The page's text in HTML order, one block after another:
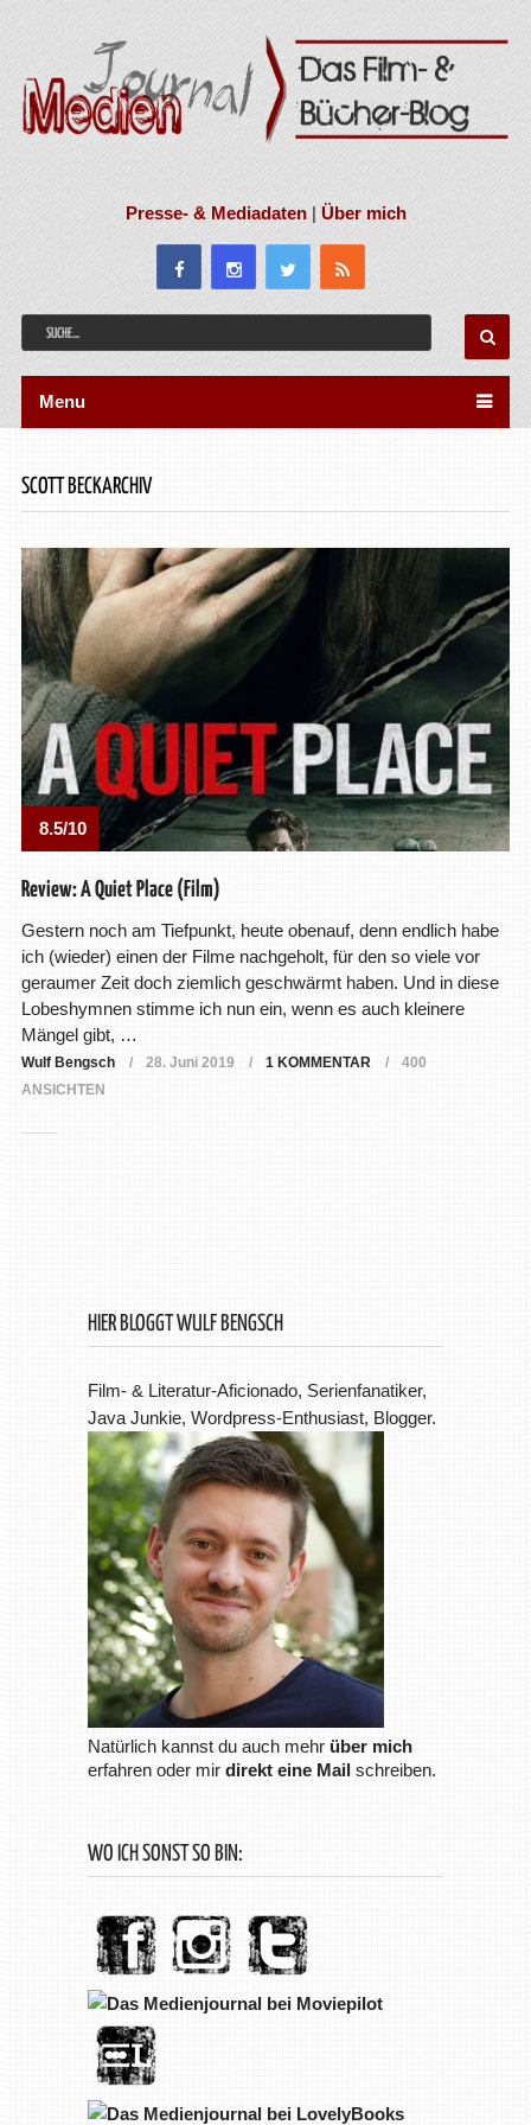
Presse- & Mediadaten|Über mich
Menu
SCOTT BECKARCHIV
8.5/10
Review: A Quiet Place (Film)
Gestern noch am Tiefpunkt, heute obenauf, denn endlich habe
ich (wieder) einen der Filme nachgeholt, für den so viele vor
geraumer Zeit doch ziemlich geschwärmt haben. Und in diese
Lobeshymnen stimme ich nun ein, wenn es auch kleinere
Mängel gibt, …
Wulf Bengsch 28. Juni 2019 1 KOMMENTAR
400
ANSICHTEN
HIER BLOGGT WULF BENGSCH
Film- & Literatur-Aficionado, Serienfanatiker,
Java Junkie, Wordpress-Enthusiast, Blogger.
Natürlich kannst du auch mehr über mich
erfahren oder mir direkt eine Mailschreiben.
WO ICH SONST SO BIN: